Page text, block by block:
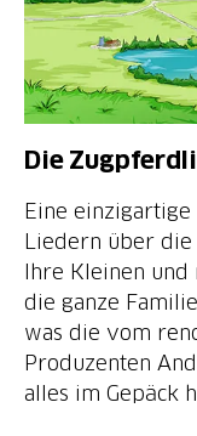
Die
Eine
Liedern über die
Ihre Kleinen und
die ganze
was die vom
Produzenten
alles im Gepäck